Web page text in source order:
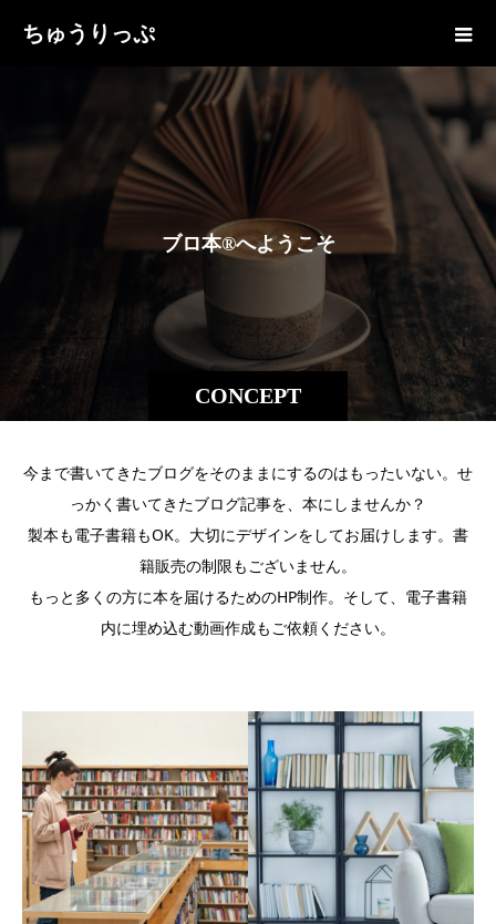
ちゅうりっぷ
CONCEPT
ブロ本®へよう こそ
今まで書いてきたブログをそのままにするのはもったいない。せ
っかく書いてきたブログ記事を、本にしませんか？
製本も電子書籍もOK。大切にデザインをしてお届けします。書
籍販売の制限もございません。
もっと多くの方に本を届けるためのHP制作。そして、電子書籍
内に埋め込む動画作成もご依頼ください。